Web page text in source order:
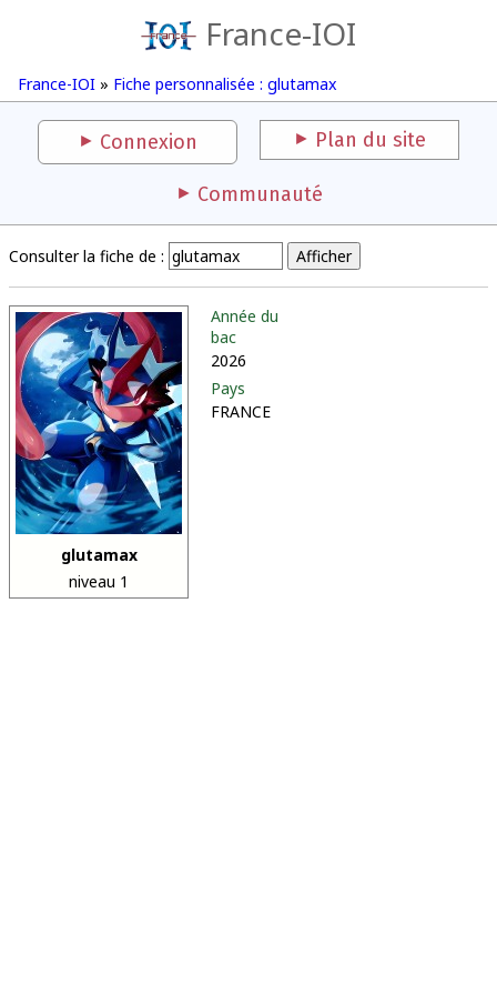
France-IOI
France-IOI » Fiche personnalisée : glutamax
Connexion Plan du site
Communauté
Consulter la fiche de :
glutamax
niveau 1
Année du
bac
2026
Pays
FRANCE